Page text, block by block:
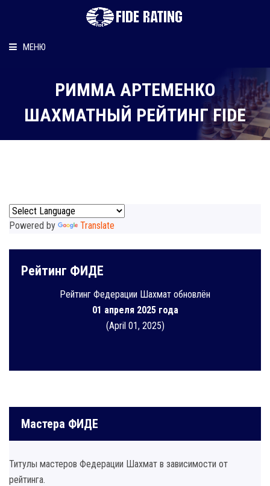
МЕНЮ
Рейтинг шахматиста
Персональный информер
РИММА АРТЕМЕНКО
ШАХМАТНЫЙ РЕЙТИНГ FIDE
Powered by Translate
Рейтинг ФИДЕ
Рейтинг Федерации Шахмат обновлён
01 апреля 2025 года
(April 01, 2025)
Мастера ФИДЕ
Титулы мастеров Федерации Шахмат в зависимости от
рейтинга.